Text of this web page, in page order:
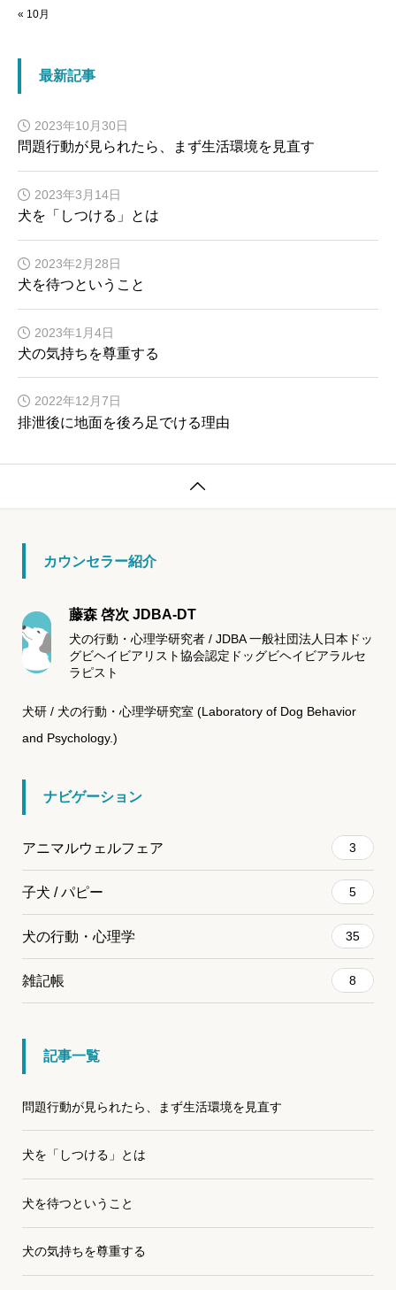
« 10月
最新記事
問題行動が見られたら、まず生活環境を見直す
2023年10月30日
犬を「しつける」とは
2023年3月14日
犬を待つということ
2023年2月28日
犬の気持ちを尊重する
2023年1月4日
排泄後に地面を後ろ足でける理由
2022年12月7日

カウンセラー紹介
藤森 啓次 JDBA-DT
犬の行動・心理学研究者 / JDBA 一般社団法人日本ドッ
グビヘイビアリスト協会認定ドッグビヘイビアラルセ
ラピスト
犬研 / 犬の行動・心理学研究室 (Laboratory of Dog Behavior
and Psychology.)
ナビゲーション
アニマルウェルフェア 3
子犬 / パピー 5
犬の行動・心理学 35
雑記帳 8
記事一覧
問題行動が見られたら、まず生活環境を見直す
犬を「しつける」とは
犬を待つということ
犬の気持ちを尊重する